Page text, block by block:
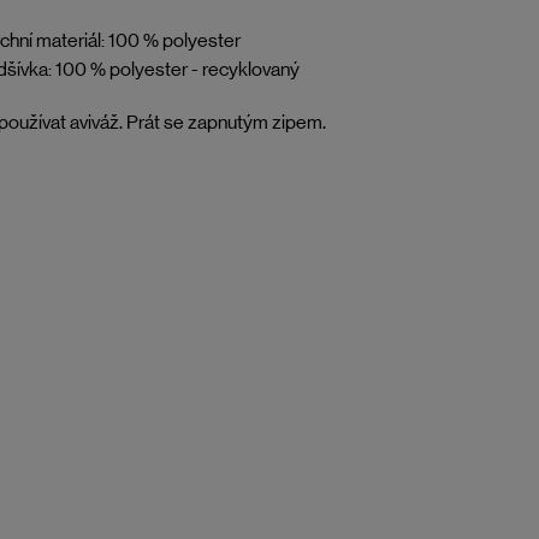
materiál: 100 % polyester
100 % polyester - recyklovaný
aviváž. Prát se zapnutým zipem.